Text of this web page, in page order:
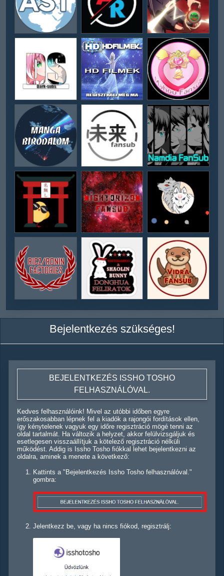
Bejelentkezés szükséges!
BEJELENTKEZÉS ISSHO TOSHO
FELHASZNÁLÓVAL.
Kedves felhasználóink! Mivel az utóbbi időben egyre
erőszakosabban lépnek fel a kiadók a rajongói fordítások ellen,
így kénytelenek vagyuk egy időre regisztráció mögé tenni az
oldal tartalmát. Ha változik a helyzet, akkor felülvizsgáljuk és
esetlegesen visszaállítjuk a kötelező regisztráció nélküli
működést. Addig is Issho Tosho fiókkal lehet bejelentkezni az
oldalra, aminek a menete a következő:
Kattints a "Bejelentkezés Issho Tosho felhasználóval."
gombra:
Jelentkezz be, vagy ha nincs fiókod, regisztrálj: